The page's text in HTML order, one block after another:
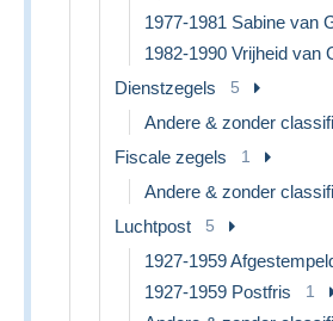
1977-1981 Sabine van
1982-1990 Vrijheid van
Dienstzegels 5
Andere & zonder
Fiscale zegels 1
Andere & zonder
Luchtpost 5
1927-1959
1927-1959 Postfris 1